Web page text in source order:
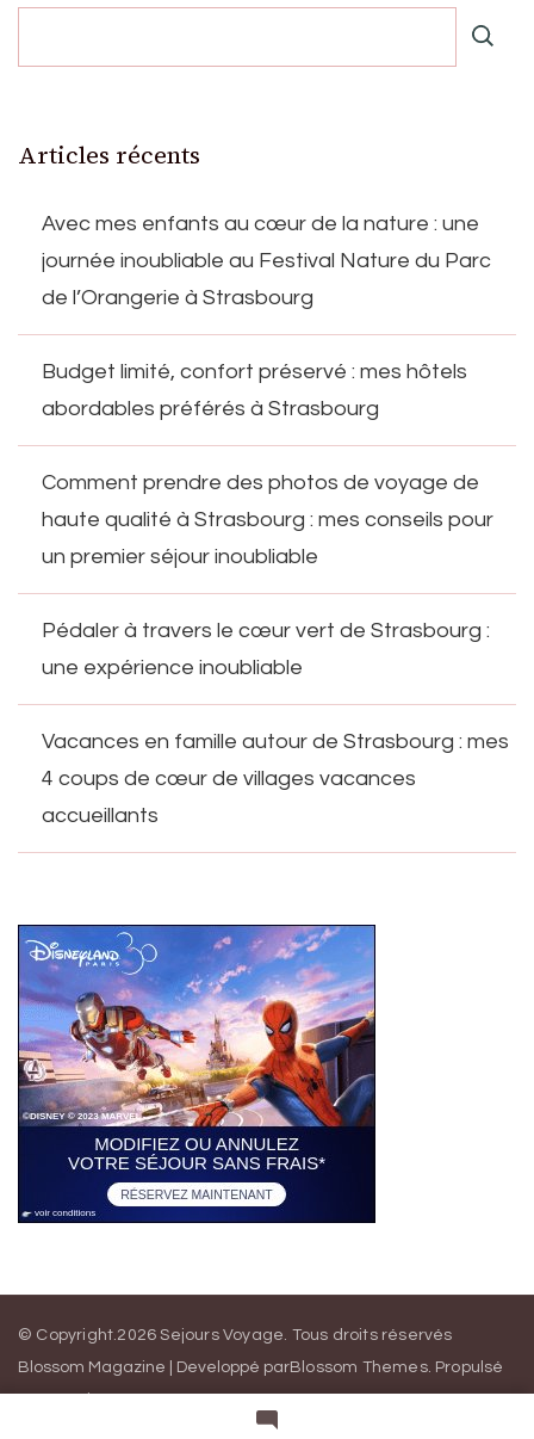
Articles récents
Avec mes enfants au cœur de la nature : une
journée inoubliable au Festival Nature du Parc
de l’Orangerie à Strasbourg
Budget limité, confort préservé : mes hôtels
abordables préférés à Strasbourg
Comment prendre des photos de voyage de
haute qualité à Strasbourg : mes conseils pour
un premier séjour inoubliable
Pédaler à travers le cœur vert de Strasbourg :
une expérience inoubliable
Vacances en famille autour de Strasbourg : mes
4 coups de cœur de villages vacances
accueillants
© Copyright.2026Sejours Voyage. Tous droits réservés
Blossom Magazine | Developpé parBlossom Themes. Propulsé
Politique de confidentialité